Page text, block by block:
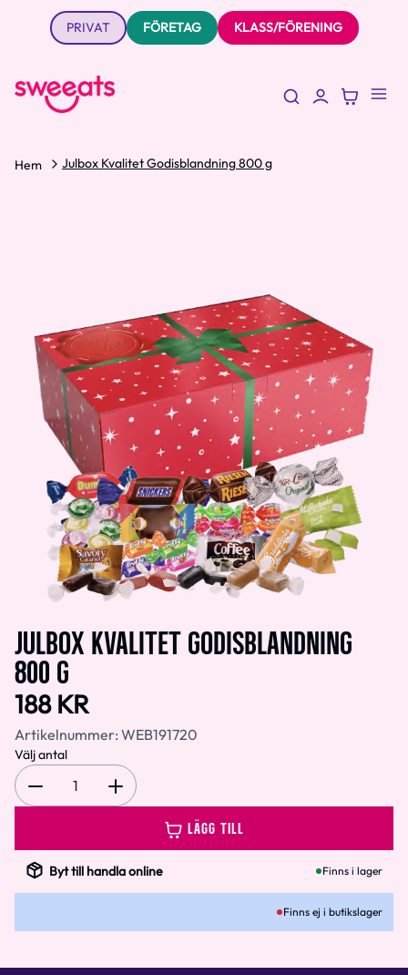
PRIVAT FÖRETAG KLASS/FÖRENING
Hem Julbox Kvalitet Godisblandning 800 g
JULBOX KVALITET GODISBLANDNING
800 G
188 KR
Artikelnummer: WEB191720
Välj antal
1
LÄGG TILL
Byt till handla online Finns i lager
Finns ej i butikslager